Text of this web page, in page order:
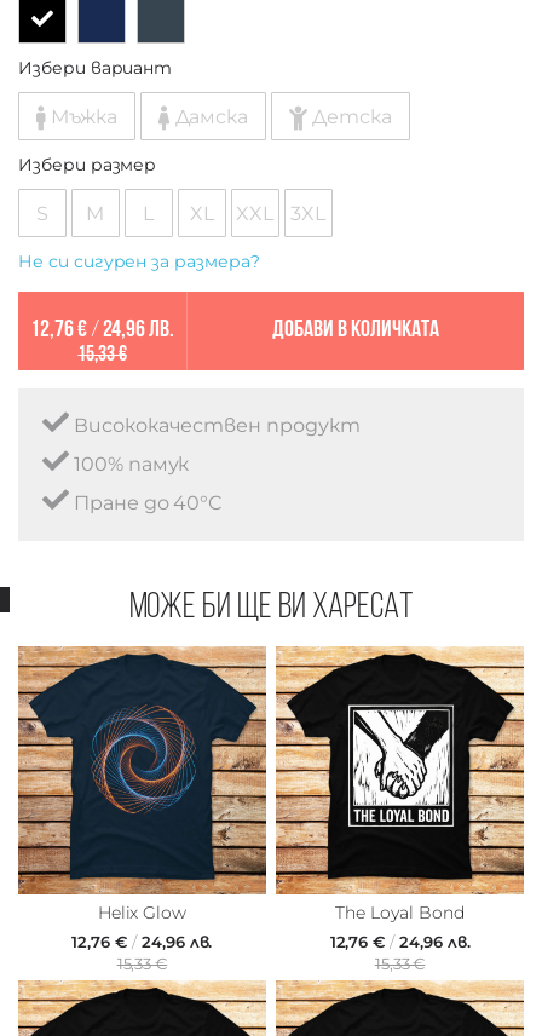
Избери вариант
Мъжка Дамска Детска
Избери размер
S M L XL XXL 3XL
Не си сигурен за размера?
12,76 €/ 24,96 лв.
15,33 €
Добави в количката
Висококачествен продукт
100% памук
Пране до 40°C
Може би ще ви харесат
Helix Glow
12,76 € /24,96 лв.
15,33 €
The Loyal Bond
12,76 €/24,96 лв.
15,33 €